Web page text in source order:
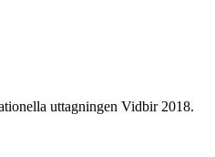
uttagningen Vidbir 2018.